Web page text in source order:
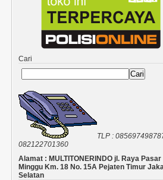
Cari
Cari
TLP :
082122701360
Alamat : MULTITONERINDO jl. Raya Pasar
Minggu Km. 18 No. 15A Pejaten Timur
Selatan